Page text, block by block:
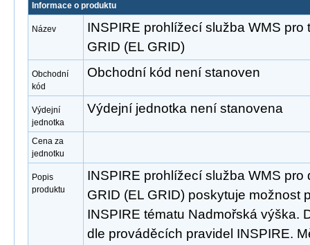
Informace o produktu
Název
INSPIRE prohlížecí služba WMS
GRID (EL GRID)
Obchodní
kód
Obchodní kód není stanoven
Výdejní
jednotka
Výdejní jednotka není stanovena
Cena za
jednotku
Popis
produktu
INSPIRE prohlížecí služba WMS
GRID (EL GRID) poskytuje možnost
INSPIRE tématu Nadmořská výška.
dle prováděcích pravidel INSPIRE.